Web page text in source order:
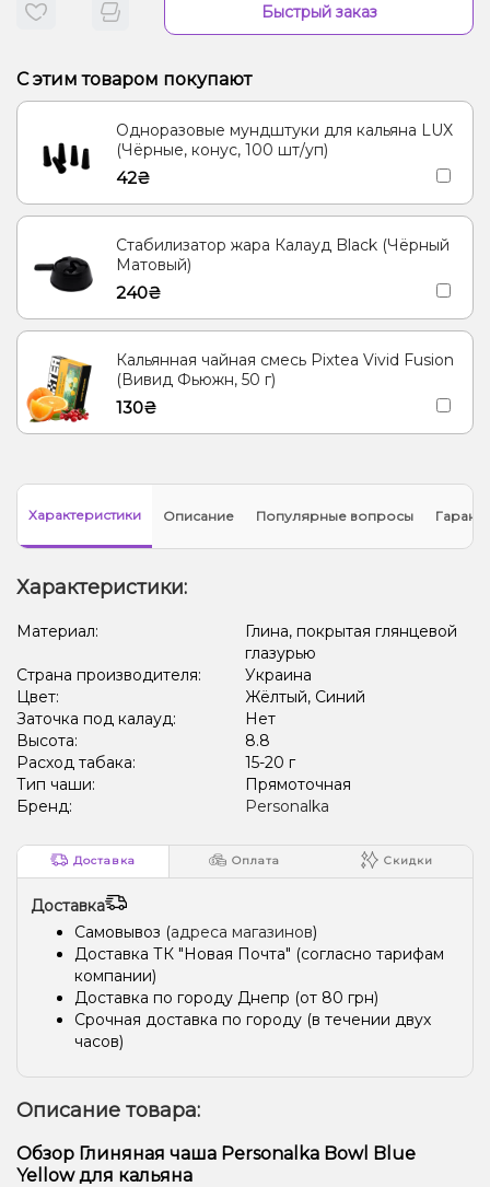
Быстрый заказ
С этим товаром покупают
Одноразовые мундштуки для кальяна LUX
(Чёрные, конус, 100 шт/уп)
42₴
Стабилизатор жара Калауд Black (Чёрный
Матовый)
240₴
Кальянная чайная смесь Pixtea Vivid Fusion
(Вивид Фьюжн, 50 г)
130₴
Характеристики Описание Популярные вопросы
Характеристики:
Материал:
Глина, покрытая глянцевой
глазурью
Страна производителя:
Украина
Цвет:
Жёлтый, Синий
Заточка под калауд:
Нет
Высота:
8.8
Расход табака:
15-20 г
Тип чаши:
Прямоточная
Бренд:
Personalka
Доставка Оплата Скидки
Доставка
Самовывоз (адреса магазинов)
Доставка ТК "Новая Почта" (согласно тарифам
компании)
Доставка по городу Днепр (от 80 грн)
Срочная доставка по городу (в течении двух
часов)
Описание товара:
Обзор Глиняная чаша Personalka Bowl Blue
Yellow для кальяна